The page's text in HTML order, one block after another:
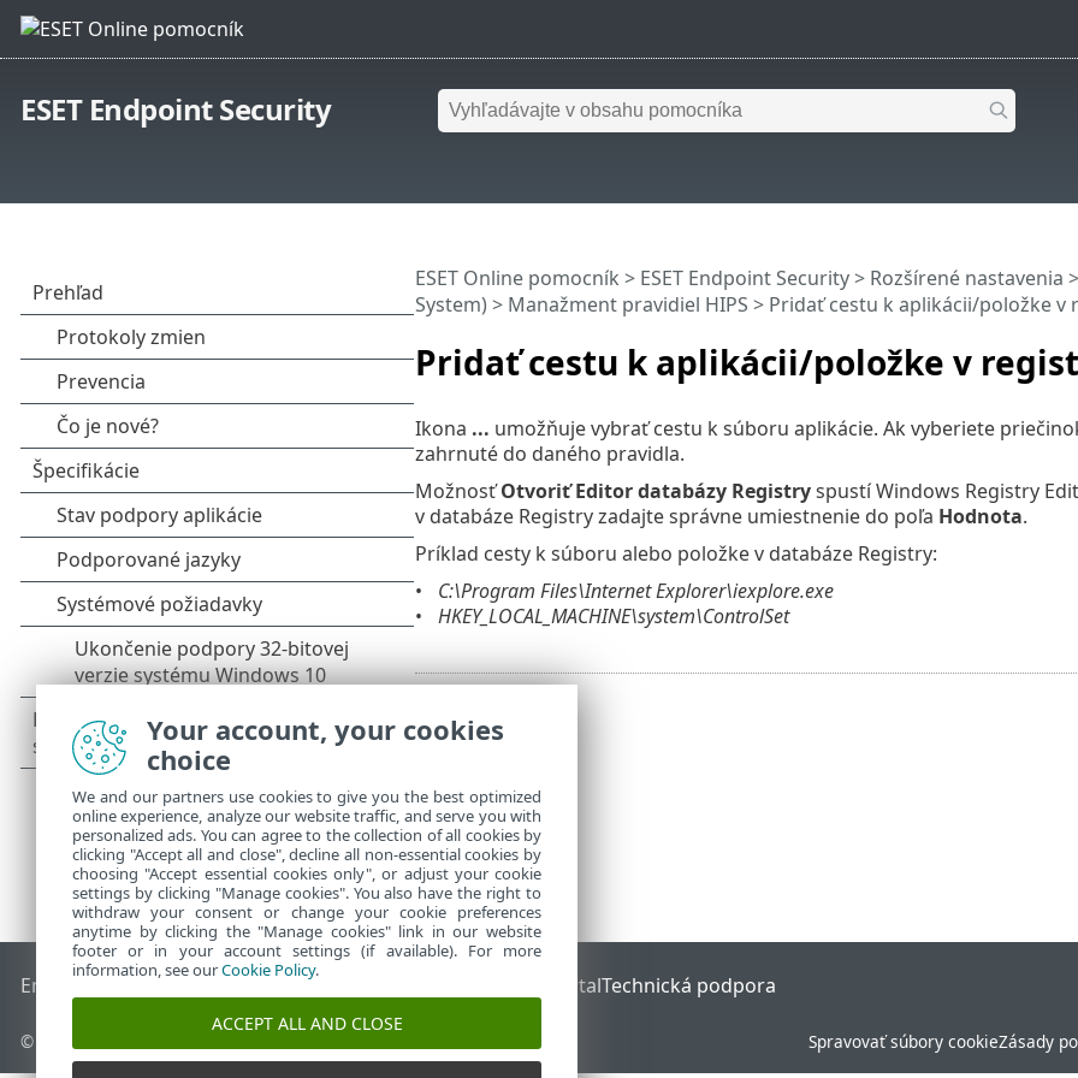
ESET Endpoint Security
Pridať cestu k aplikácii/položke v
ESET Online pomocník > ESET Endpoint Security> Rozšírené nastavenia >
System) > Manažment pravidiel HIPS > Pridať cestu k aplikácii/položke v
Ikona ... umožňuje vybrať cestu k súboru aplikácie. Ak vyberiete
zahrnuté do daného pravidla.
MožnosťOtvoriť Editor databázy Registryspustí Windows Registry
v databáze Registry zadajte správne umiestnenie do poľa Hodnota.
Príklad cesty k súboru alebo položke v databáze Registry:
C:\Program Files\Internet Explorer\iexplore.exe
HKEY_LOCAL_MACHINE\system\ControlSet
End of Life Databáza znalostí ESET ESET Status PortalTechnická podpora
© 1992 - 2026 ESET, spol. s r. o. Všetky práva vyhradené. Spravovať súbory cookieZásady
Your account, your cookies
choice
We and our partners use cookies to give you the best optimized
online experience, analyze our website traffic, and serve you with
personalized ads. You can agree to the collection of all cookies by
clicking "Accept all and close", decline all non-essential cookies by
choosing "Accept essential cookies only", or adjust your cookie
settings by clicking "Manage cookies". You also have the right to
withdraw your consent or change your cookie preferences
anytime by clicking the "Manage cookies" link in our website
footer or in your account settings (if available). For more
information, see ourCookie Policy.
ACCEPT ALL AND CLOSE